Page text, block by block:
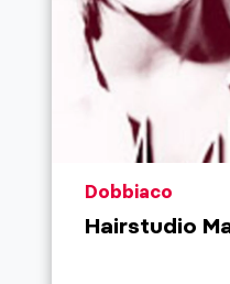
Dobbiaco
Hairstudio